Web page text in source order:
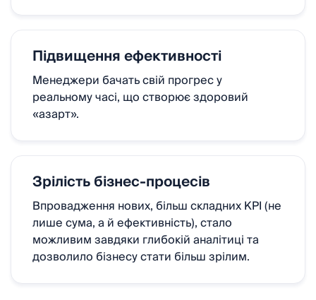
Підвищення ефективності
Менеджери бачать свій прогрес у
реальному часі, що створює здоровий
«азарт».
Зрілість бізнес-процесів
Впровадження нових, більш складних KPI (не
лише сума, а й ефективність), стало
можливим завдяки глибокій аналітиці та
дозволило бізнесу стати більш зрілим.